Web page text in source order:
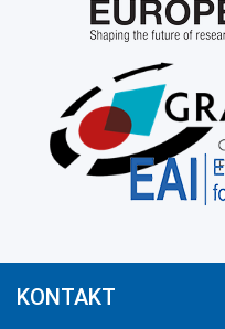
KONTAKT